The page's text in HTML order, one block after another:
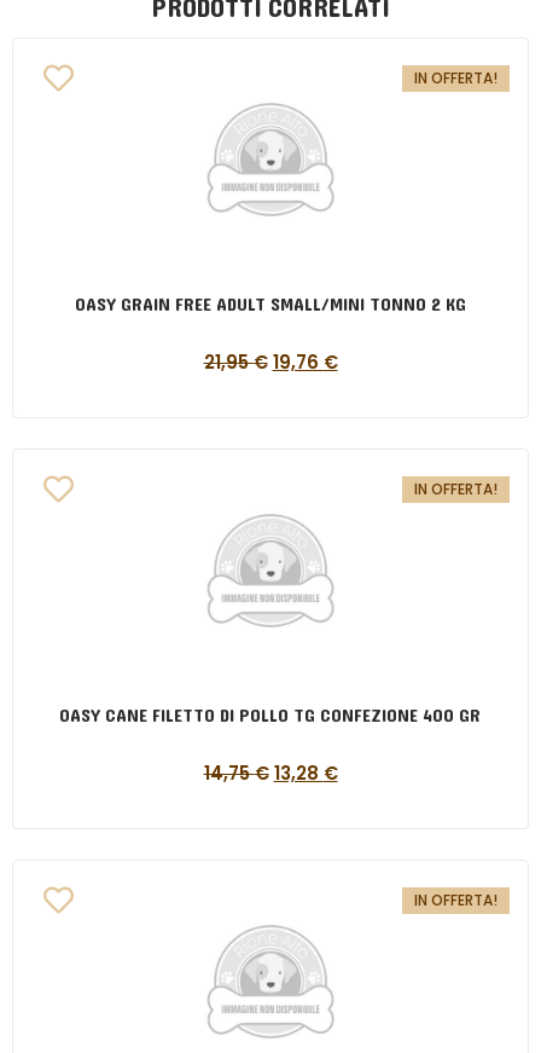
IN OFFERTA!
OASY GRAIN FREE ADULT SMALL/MINI TONNO 2 KG
21,95€ 19,76 €
IN OFFERTA!
OASY CANE FILETTO DI POLLO TG CONFEZIONE 400 GR
14,75€ 13,28 €
IN OFFERTA!